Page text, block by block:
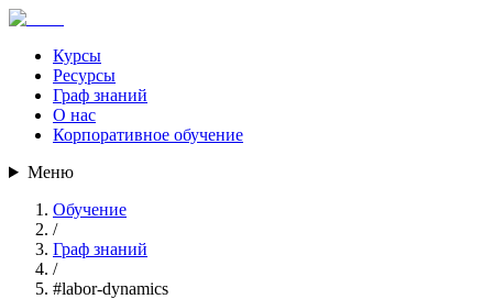
Курсы
Ресурсы
Граф знаний
О нас
Корпоративное обучение
Меню
Обучение
/
Граф знаний
/
#labor-dynamics